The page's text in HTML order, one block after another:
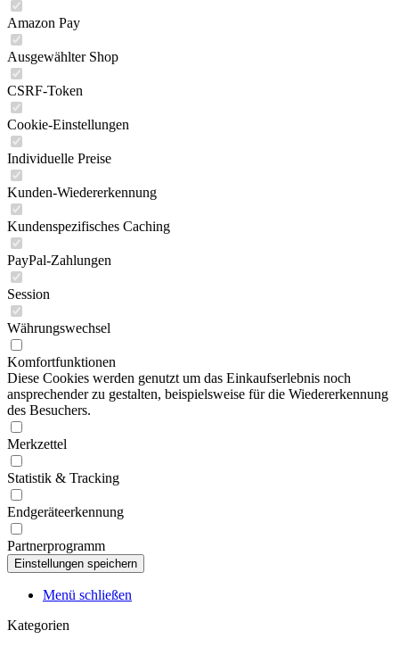
Amazon Pay
Ausgewählter Shop
CSRF-Token
Cookie-Einstellungen
Individuelle Preise
Kunden-Wiedererkennung
Kundenspezifisches Caching
PayPal-Zahlungen
Session
Währungswechsel
Komfortfunktionen
Diese Cookies werden genutzt um das Einkaufserlebnis noch
ansprechender zu gestalten, beispielsweise für die Wiedererkennung
des Besuchers.
Merkzettel
Statistik & Tracking
Endgeräteerkennung
Partnerprogramm
Menü schließen
Kategorien